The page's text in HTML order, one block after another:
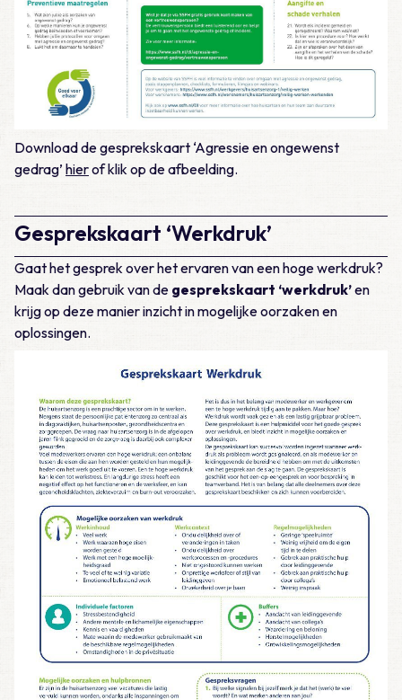
Download de gesprekskaart ‘Agressie en ongewenst
gedrag’ hierof klik op de afbeelding.
Gesprekskaart ‘Werkdruk’
Gaat het gesprek over het ervaren van een hoge werkdruk?
Maak dan gebruik van de gesprekskaart ‘werkdruk’en
krijg op deze manier inzicht in mogelijke oorzaken en
oplossingen.